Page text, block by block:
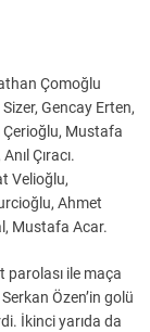
Çomoğlu
Gencay Erten,
Çerioğlu, Mustafa
Çıracı.
Velioğlu,
Ahmet
Mustafa Acar.
ile maça
Özen’in golü
İkinci yarıda da